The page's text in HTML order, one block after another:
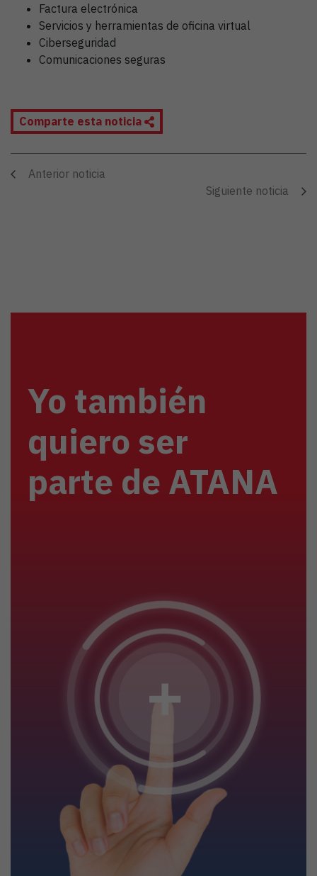
Factura electrónica
Servicios y herramientas de oficina virtual
Ciberseguridad
Comunicaciones seguras
Comparte esta noticia
Anterior noticia
Siguiente noticia
Yo también
quiero ser
parte de ATANA